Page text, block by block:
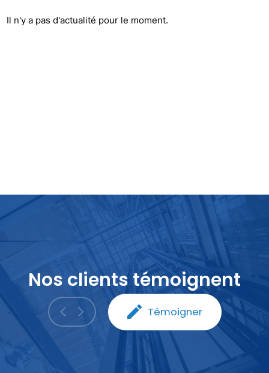
Il n'y a pas d'actualité pour le moment.
Nos clients témoignent
Témoigner